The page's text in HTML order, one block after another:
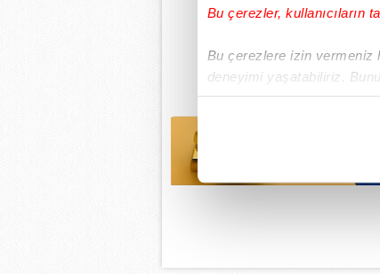
Bu çerezler, kullanıcıların
Bu çerezlere izin vermeniz
deneyimi yaşatabiliriz.
içerikleri sunabilmek
Her halükârda,
reklam/pazarlama